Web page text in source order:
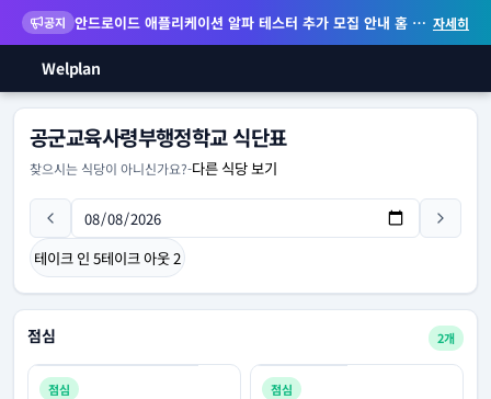
공지 안드로이드 애플리케이션 알파 테스터 추가 모집 안내 홈 화면 위젯 등 지원 자세히
Welplan
공군교육사령부행정학교 식단표
찾으시는 식당이 아니신가요?-다른 식당 보기
테이크 인 5테이크 아웃2
점심 2개
점심 점심